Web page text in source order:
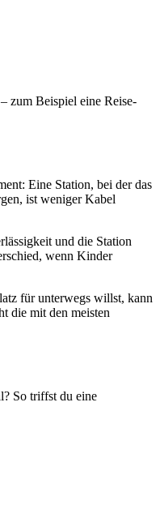
zum Beispiel eine Reise-
Eine Station, bei der das
ist weniger Kabel
und die Station
wenn Kinder
für unterwegs willst, kann
die mit den meisten
So triffst du eine